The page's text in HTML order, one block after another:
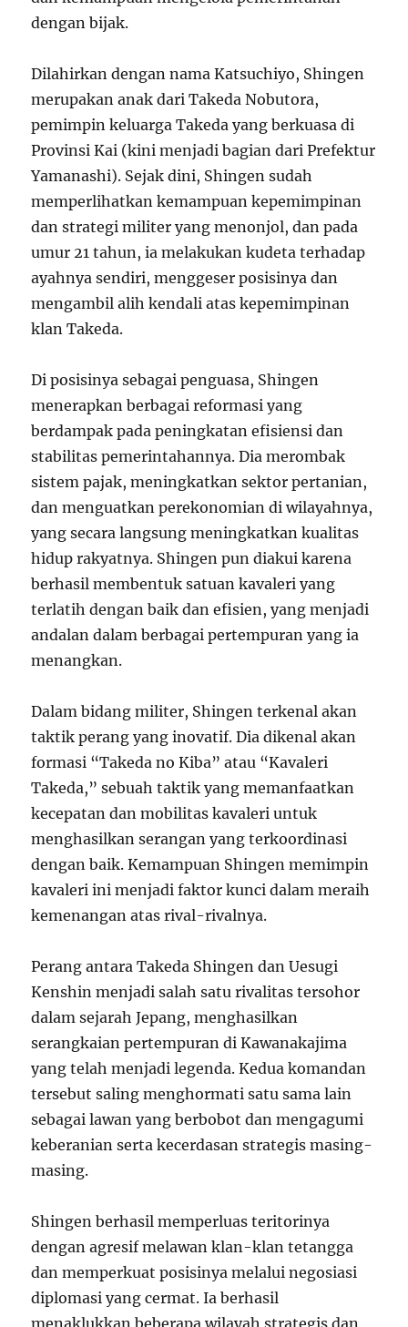
dengan bijak.
Dilahirkan dengan nama Katsuchiyo, Shingen
merupakan anak dari Takeda Nobutora,
pemimpin keluarga Takeda yang berkuasa di
Provinsi Kai (kini menjadi bagian dari Prefektur
Yamanashi). Sejak dini, Shingen sudah
memperlihatkan kemampuan kepemimpinan
dan strategi militer yang menonjol, dan pada
umur 21 tahun, ia melakukan kudeta terhadap
ayahnya sendiri, menggeser posisinya dan
mengambil alih kendali atas kepemimpinan
klan Takeda.
Di posisinya sebagai penguasa, Shingen
menerapkan berbagai reformasi yang
berdampak pada peningkatan efisiensi dan
stabilitas pemerintahannya. Dia merombak
sistem pajak, meningkatkan sektor pertanian,
dan menguatkan perekonomian di wilayahnya,
yang secara langsung meningkatkan kualitas
hidup rakyatnya. Shingen pun diakui karena
berhasil membentuk satuan kavaleri yang
terlatih dengan baik dan efisien, yang menjadi
andalan dalam berbagai pertempuran yang ia
menangkan.
Dalam bidang militer, Shingen terkenal akan
taktik perang yang inovatif. Dia dikenal akan
formasi “Takeda no Kiba” atau “Kavaleri
Takeda,” sebuah taktik yang memanfaatkan
kecepatan dan mobilitas kavaleri untuk
menghasilkan serangan yang terkoordinasi
dengan baik. Kemampuan Shingen memimpin
kavaleri ini menjadi faktor kunci dalam meraih
kemenangan atas rival-rivalnya.
Perang antara Takeda Shingen dan Uesugi
Kenshin menjadi salah satu rivalitas tersohor
dalam sejarah Jepang, menghasilkan
serangkaian pertempuran di Kawanakajima
yang telah menjadi legenda. Kedua komandan
tersebut saling menghormati satu sama lain
sebagai lawan yang berbobot dan mengagumi
keberanian serta kecerdasan strategis masing-
masing.
Shingen berhasil memperluas teritorinya
dengan agresif melawan klan-klan tetangga
dan memperkuat posisinya melalui negosiasi
diplomasi yang cermat. Ia berhasil
menaklukkan beberapa wilayah strategis dan